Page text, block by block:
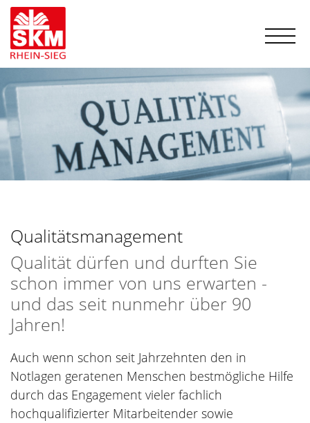
Qualitätsmanagement
Qualität dürfen und durften Sie
schon immer von uns erwarten -
und das seit nunmehr über 90
Jahren!
Auch wenn schon seit Jahrzehnten den in
Notlagen geratenen Menschen bestmögliche Hilfe
durch das Engagement vieler fachlich
hochqualifizierter Mitarbeitender sowie